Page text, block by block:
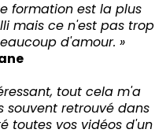
formation est la plus
mais ce n'est pas trop
d'amour. »
tout cela m'a
souvent retrouvé dans
toutes vos vidéos d'un